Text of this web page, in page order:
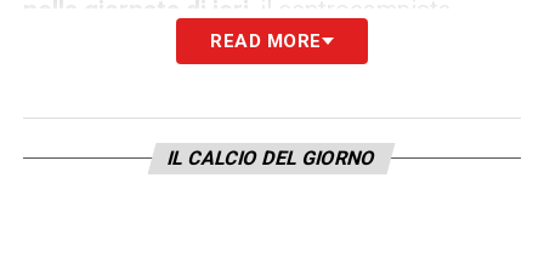
nella giornata di ieri , il centrocampista
olandese è stato richiamato in panchina per
a Lipsia. Nella giornata di oggi farà gli esami
per comprendere meglio il problema.
READ MORE
IL CALCIO DEL GIORNO